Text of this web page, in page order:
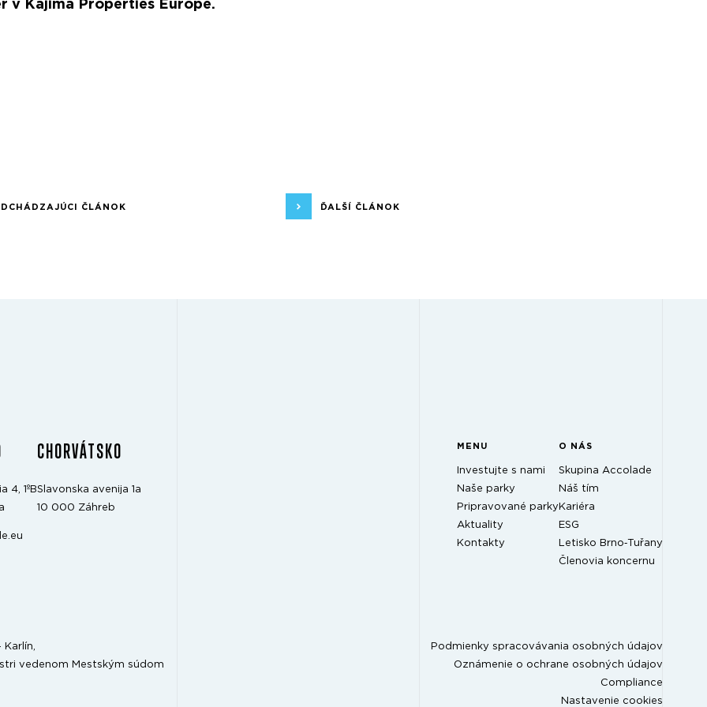
v Kajima Properties Europe.
ČLÁNOK ĎALŠÍ ČLÁNOK
4, 1ºB
CHORVÁTSKO
Slavonska avenija 1a
10 000 Záhreb
MENU
Investujte s nami
Naše parky
Pripravované parky
Aktuality
Kontakty
O NÁS
Skupina Accolade
Náš tím
Kariéra
ESG
Letisko Brno‑Tuřany
Členovia koncernu
Karlín,
vedenom Mestským súdom
Podmienky spracovávania osobných údajov
Oznámenie o ochrane osobných údajov
Compliance
Nastavenie cookies